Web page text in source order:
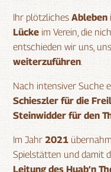
Ihr plötzlichesAbleben
Lücke im Verein, die
entschieden wir uns,
weiterzuführen.
Nach intensiver Suche
Schieszler für die
Steinwidder für den
Im Jahr2021
Spielstätten und damit
Leitung des Huab‘n